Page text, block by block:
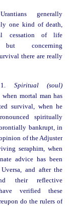
Urantians generally
one kind of death,
cessation of life
but concerning
there are really
1. Spiritual (soul)
when mortal man has
survival, when he
spiritually
bankrupt, in
of the Adjuster
seraphim, when
advice has been
and after the
their reflective
verified these
do the rulers of